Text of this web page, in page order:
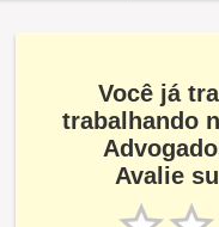
Você já
trabalhando
Avalie